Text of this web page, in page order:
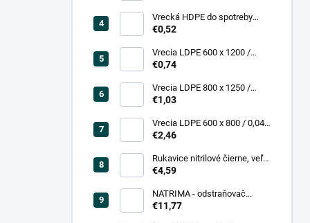
Vrecká HDPE do spotreby
300x400/0,007, číre, (50 ks =
€0,52
Vrecia LDPE 600 x 1200 /
0,200, transparent (25 ks)
€0,74
Vrecia LDPE 800 x 1250 /
0,20, čierna (25 ks = bal)
€1,03
Vrecia LDPE 600 x 800 / 0,04,
biele (25 ks = rol)
€2,46
Rukavice nitrilové čierne, veľ.
L (100 ks = box)
€4,59
NATRIMA - odstraňovač
starých náterov (0,75 L = bal)
€11,77